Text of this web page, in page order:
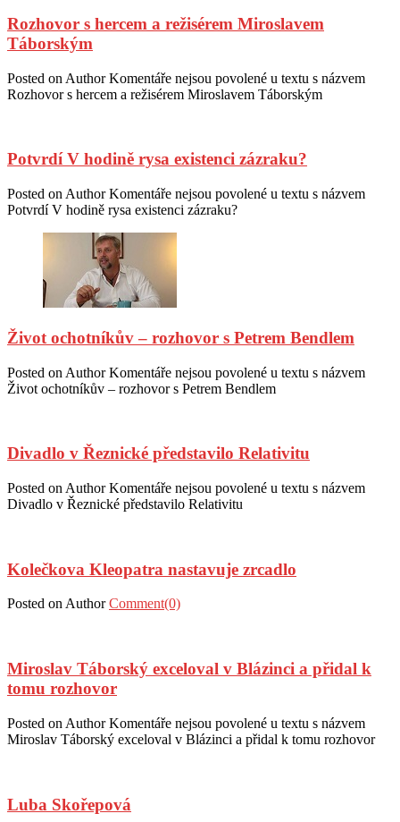
Rozhovor s hercem a režisérem Miroslavem
Táborským
Posted on Author Komentáře nejsou povolené u textu s názvem
Rozhovor s hercem a režisérem Miroslavem Táborským
Potvrdí V hodině rysa existenci zázraku?
Posted on Author Komentáře nejsou povolené u textu s názvem
Potvrdí V hodině rysa existenci zázraku?
Život ochotníkův – rozhovor s Petrem Bendlem
Posted on Author Komentáře nejsou povolené u textu s názvem
Život ochotníkův – rozhovor s Petrem Bendlem
Divadlo v Řeznické představilo Relativitu
Posted on Author Komentáře nejsou povolené u textu s názvem
Divadlo v Řeznické představilo Relativitu
Kolečkova Kleopatra nastavuje zrcadlo
Posted onAuthor Comment(0)
Miroslav Táborský exceloval v Blázinci a přidal k
tomu rozhovor
Posted on Author Komentáře nejsou povolené u textu s názvem
Miroslav Táborský exceloval v Blázinci a přidal k tomu rozhovor
Luba Skořepová